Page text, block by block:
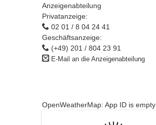
Anzeigenabteilung
Privatanzeige:
02 01 / 8 04 24 41
Geschäftsanzeige:
(+49) 201 / 804 23 91
E-Mail an die Anzeigenabteilung
OpenWeatherMap: App ID is empty